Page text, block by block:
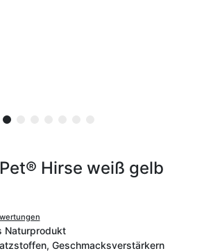
Hirse weiß gelb
Naturprodukt
Geschmacksverstärkern